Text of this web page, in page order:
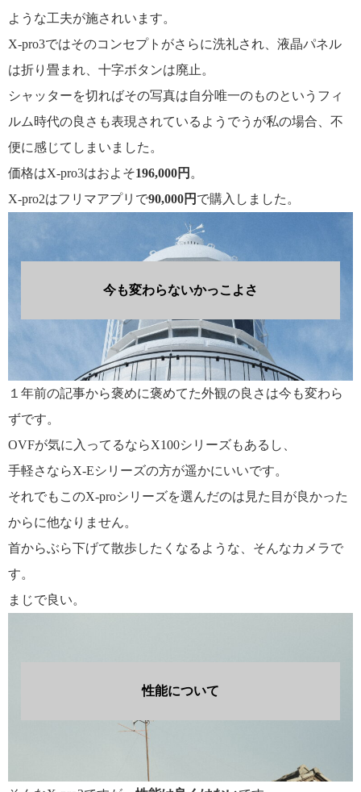
ような工夫が施されいます。
X-pro3ではそのコンセプトがさらに洗礼され、液晶パネル
は折り畳まれ、十字ボタンは廃止。
シャッターを切ればその写真は自分唯一のものというフィ
ルム時代の良さも表現されているようでうが私の場合、不
便に感じてしまいました。
価格はX-pro3はおよそ196,000円 。
X-pro2はフリマアプリで90,000円 で購入しました。
今も変わらないかっこよさ
１年前の記事から褒めに褒めてた外観の良さは今も変わら
ずです。
OVFが気に入ってるならX100シリーズもあるし、
手軽さならX-Eシリーズの方が遥かにいいです。
それでもこのX-proシリーズを選んだのは見た目が良かった
からに他なりません。
首からぶら下げて散歩したくなるような、そんなカメラで
す。
まじで良い。
性能について